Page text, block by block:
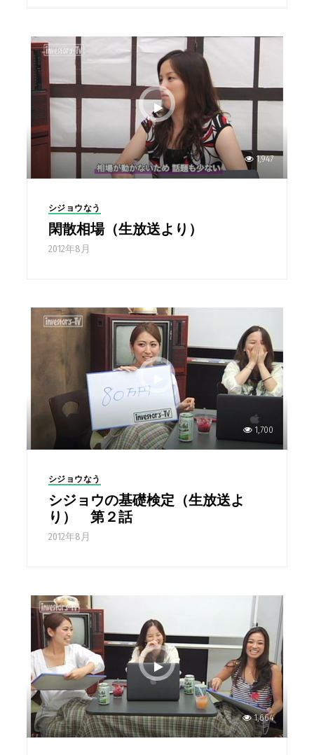
1,947
シジョウなう
閑散相場（生放送より）
2012年8月
1,700
シジョウなう
シジョウの基礎検定（生放送よ
り） 第２話
2012年8月
1,664